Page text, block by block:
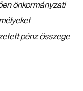
önkormányzati
pénz összege